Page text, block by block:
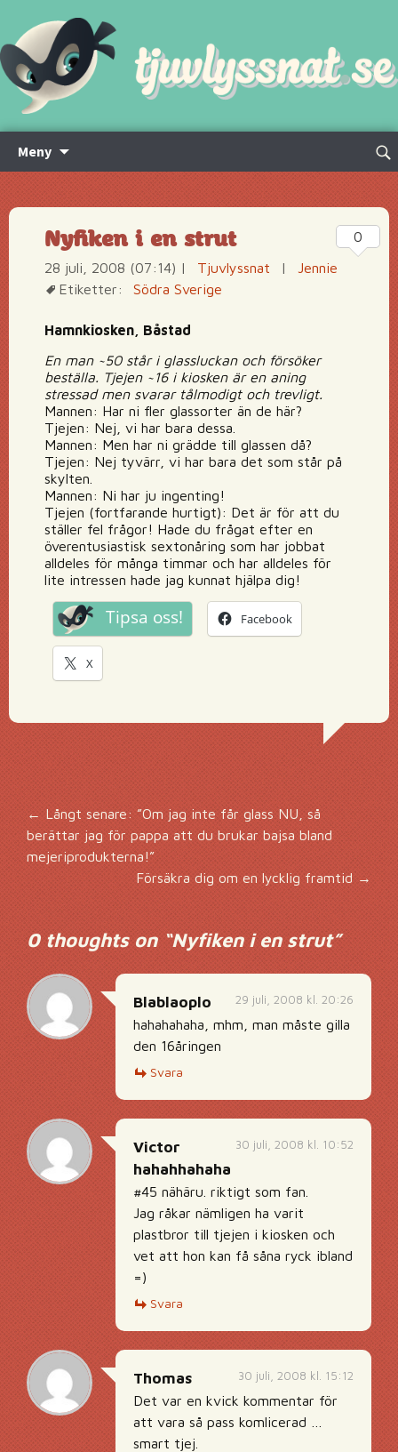
Meny
innehåll
Sök
Nyfiken i en strut
28 juli, 2008 (07:14) | Tjuvlyssnat |
Jennie
Etiketter:
Södra Sverige
Hamnkiosken, Båstad
En man ~50 står i glassluckan och försöker
beställa. Tjejen ~16 i kiosken är en aning
stressad men svarar tålmodigt och trevligt.
Mannen: Har ni fler glassorter än de här?
Tjejen: Nej, vi har bara dessa.
Mannen: Men har ni grädde till glassen då?
Tjejen: Nej tyvärr, vi har bara det som står på
skylten.
Mannen: Ni har ju ingenting!
Tjejen (fortfarande hurtigt): Det är för att du
ställer fel frågor! Hade du frågat efter en
överentusiastisk sextonåring som har jobbat
alldeles för många timmar och har alldeles för
lite intressen hade jag kunnat hjälpa dig!
Tipsa oss! Facebook
X
0
Inläggsnavigering
← Långt senare: ”Om jag inte får glass NU, så
berättar jag för pappa att du brukar bajsa bland
mejeriprodukterna!”
Försäkra dig om en lycklig framtid→
0 thoughts on “Nyfiken i en strut”
29 juli, 2008 kl. 20:26
Blablaoplo
hahahahaha, mhm, man måste gilla
den 16åringen
Svara
30 juli, 2008 kl. 10:52
Victor
hahahhahaha
#45 nähäru. riktigt som fan.
Jag råkar nämligen ha varit
plastbror till tjejen i kiosken och
vet att hon kan få såna ryck ibland
=)
Svara
30 juli, 2008 kl. 15:12
Thomas
Det var en kvick kommentar för
att vara så pass komlicerad …
smart tjej.